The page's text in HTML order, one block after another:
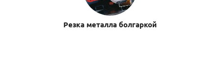
Резка металла болгаркой